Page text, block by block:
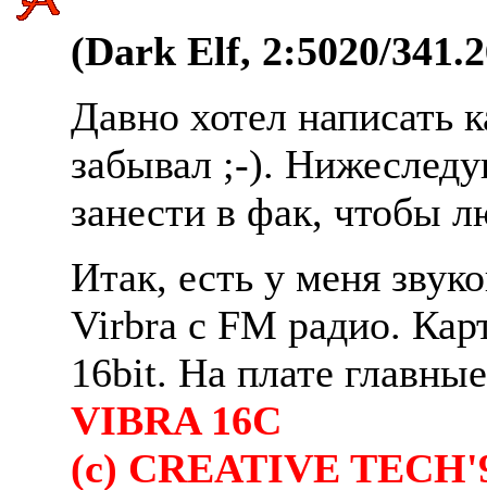
(Dark Elf, 2:5020/
Давно хотел написать
забывал ;-).
занести в фак, чтобы
Итак, есть у меня
Virbra с FM радио.
16bit. Hа плате
VIBRA 16C
(c) CREATIVE